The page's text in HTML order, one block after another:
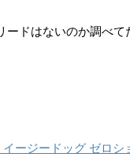
ドはないのか調べ
ージードッグ ゼロ